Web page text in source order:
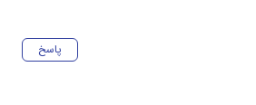
پاسخ